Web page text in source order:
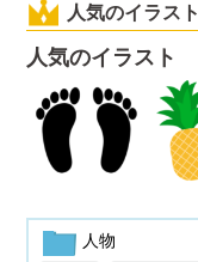
人気のイラスト
人気のイラスト
人物